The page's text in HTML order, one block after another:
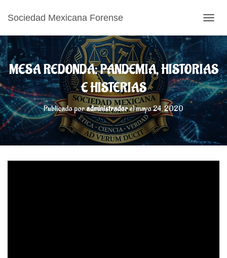
Sociedad Mexicana Forense
MESA REDONDA: PANDEMIA, HISTORIAS
E HISTERIAS
Publicado poradministradorelmayo 24, 2020